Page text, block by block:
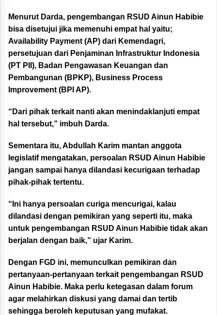
Menurut Darda, pengembangan RSUD Ainun Habibie
bisa disetujui jika memenuhi empat hal yaitu;
Availability Payment (AP) dari Kemendagri,
persetujuan dari Penjaminan Infrastruktur Indonesia
(PT PII), Badan Pengawasan Keuangan dan
Pembangunan (BPKP), Business Process
Improvement (BPI AP).
“Dari pihak terkait nanti akan menindaklanjuti empat
hal tersebut,” imbuh Darda.
Sementara itu, Abdullah Karim mantan anggota
legislatif mengatakan, persoalan RSUD Ainun Habibie
jangan sampai hanya dilandasi kecurigaan terhadap
pihak-pihak tertentu.
“Ini hanya persoalan curiga mencurigai, kalau
dilandasi dengan pemikiran yang seperti itu, maka
untuk pengembangan RSUD Ainun Habibie tidak akan
berjalan dengan baik,” ujar Karim.
Dengan FGD ini, memunculkan pemikiran dan
pertanyaan-pertanyaan terkait pengembangan RSUD
Ainun Habibie. Maka perlu ketegasan dalam forum
agar melahirkan diskusi yang damai dan tertib
sehingga beroleh keputusan yang mufakat.